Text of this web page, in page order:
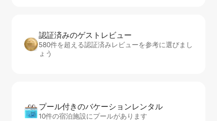
認証済みのゲ⁠ス⁠ト⁠レ⁠ビ⁠ュ⁠ー
580件を超える認証済みレビューを参考に選びまし
ょう
プール付きのバ⁠ケ⁠ー⁠シ⁠ョ⁠ンレ⁠ン⁠タ⁠ル
10件の宿泊施設にプールがあります